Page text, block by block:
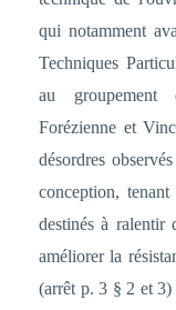
qui notamment
Techniques
au groupement
Forézienne et
désordres
conception,
destinés à ralentir
améliorer la
(arrêt p. 3 § 2 et 3)